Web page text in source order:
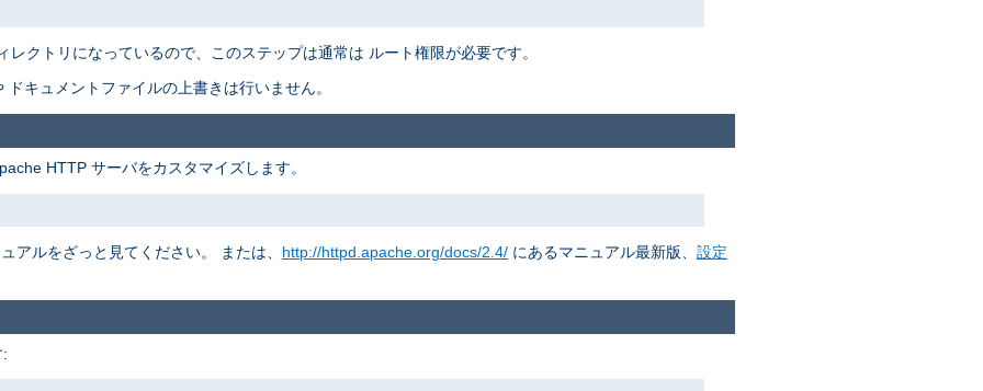
クトリになっているので、このステップは通常は ルート権限が必要です。
キュメントファイルの上書きは行いません。
HTTP サーバをカスタマイズします。
アルをざっと見てください。 または、 http://httpd.apache.org/docs/2.4/ にあるマニュアル最新版、 設定